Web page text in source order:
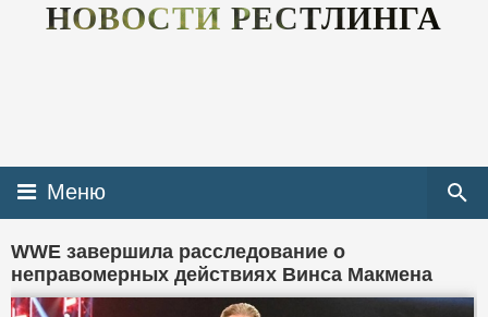
НОВОСТИ РЕСТЛИНГА
Меню
WWE завершила расследование о
неправомерных действиях Винса Макмена